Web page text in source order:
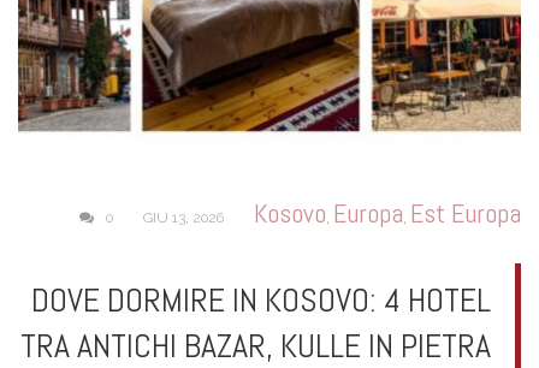
Kosovo, Europa, Est Europa
GIU 13, 2026
0
DOVE DORMIRE IN KOSOVO: 4 HOTEL
TRA ANTICHI BAZAR, KULLE IN PIETRA